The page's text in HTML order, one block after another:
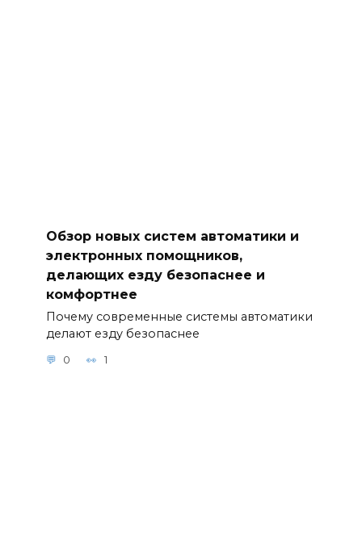
Обзор новых систем автоматики и
электронных помощников,
делающих езду безопаснее и
комфортнее
Почему современные системы автоматики
делают езду безопаснее
0 1